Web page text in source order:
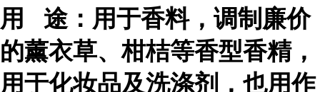
用 途：用于香料，调制廉价
的薰衣草、柑桔等香型香精，
用于化妆品及洗涤剂，也用作